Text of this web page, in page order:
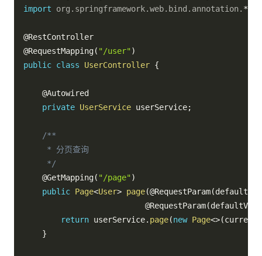
import
org . springframework.web. bind . annotation. *
@RestController
@RequestMapping( "/user")
public class UserController {
@Autowired
private UserService userService;
/**
     * 分页查询
     */
@GetMapping( "/page")
public Page<User> page(@RequestParam(
@RequestParam(
return userService. page(new Page<>(current
}